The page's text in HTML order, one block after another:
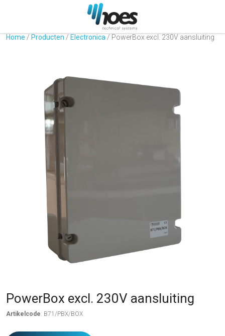
Home / Producten / Electronica / PowerBox excl. 230V aansluiting
PowerBox excl. 230V aansluiting
Artikelcode: B71/PBX/BOX